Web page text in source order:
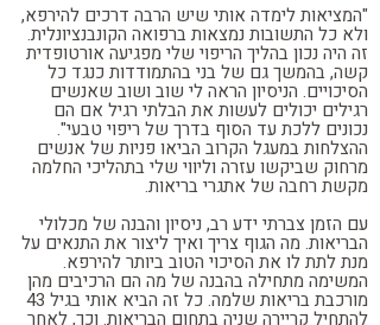
"המציאות לימדה אותי שיש הרבה דרכים להירפא,
ולא כל התשובות נמצאות ברפואה הקונבנציונלית.
זה היה נכון בהליך הריפוי שלי מפגיעה אורטופדית
קשה, בהמשך גם של בני בהתמודדות כנגד כל
הסיכויים. הניסיון הראה לי שוב ושוב שאנשים
רגילים יכולים לעשות את הבלתי רגיל אם הם
נכונים ללכת עד הסוף בדרך של ריפוי טבעי".
ההצלחות במעגל הקרוב הביאו פניות של אנשים
מרחוק שביקשו עזרה וליווי שלי בתהליכי החלמה
מקשת רחבה של אתגרי בריאות.
עם הזמן צברתי ידע רב, ניסיון והבנה של מכלולי
הבריאות. מה הגוף צריך ואיך ליצור את התנאים על
מנת לתת לו את הסיכוי הטוב ביותר להירפא.
המשימה מתחילה בהבנה של מה הם הרכיבים מהן
להתחיל קריירה שניה בתחום הבריאות. וכך, לאחר